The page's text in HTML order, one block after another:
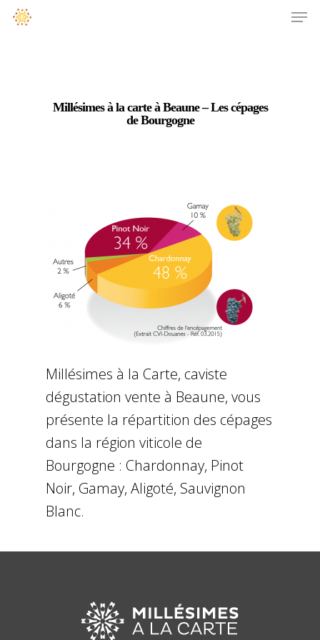
Millésimes à la carte à Beaune – Les cépages
de Bourgogne
Millésimes à la Carte, caviste
dégustation vente à Beaune, vous
présente la répartition des cépages
dans la région viticole de
Bourgogne : Chardonnay, Pinot
Noir, Gamay, Aligoté, Sauvignon
Blanc.